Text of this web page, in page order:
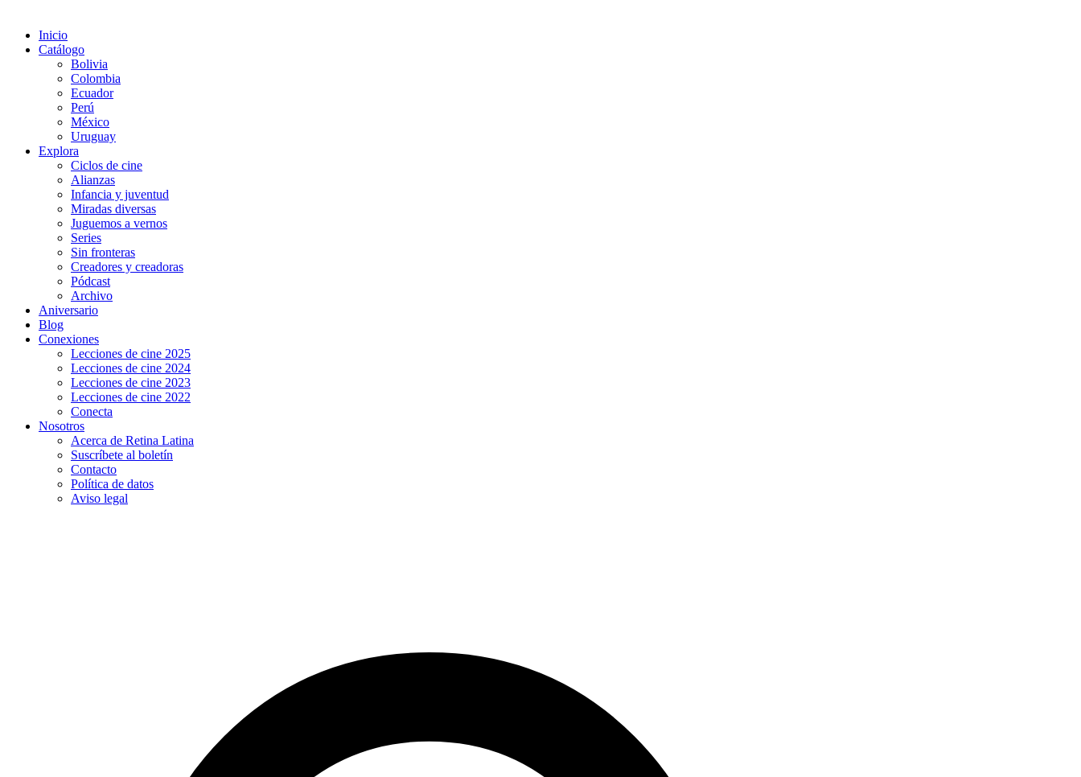
Inicio
Catálogo
Bolivia
Colombia
Ecuador
Perú
México
Uruguay
Explora
Ciclos de cine
Alianzas
Infancia y juventud
Miradas diversas
Juguemos a vernos
Series
Sin fronteras
Creadores y creadoras
Pódcast
Archivo
Aniversario
Blog
Conexiones
Lecciones de cine 2025
Lecciones de cine 2024
Lecciones de cine 2023
Lecciones de cine 2022
Conecta
Nosotros
Acerca de Retina Latina
Suscríbete al boletín
Contacto
Política de datos
Aviso legal